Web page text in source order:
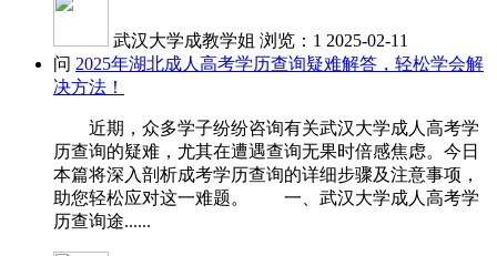
武汉大学成教学姐 浏览：1 2025-02-11
问 2025年湖北成人高考学历查询疑难解答，轻松学会解
决方法！
近期，众多学子纷纷咨询有关武汉大学成人高考学
历查询的疑难，尤其在遭遇查询无果时倍感焦虑。今日
本篇将深入剖析成考学历查询的详细步骤及注意事项，
助您轻松应对这一难题。 一、武汉大学成人高考学
历查询途......